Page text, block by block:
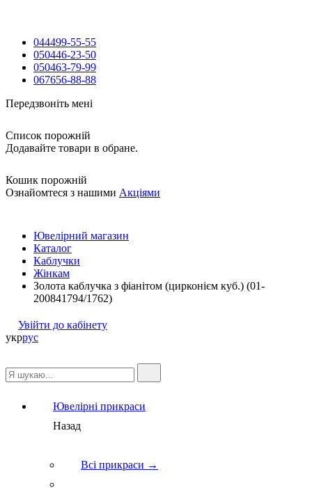
044499-55-55
050446-23-50
050463-79-99
067656-88-88
Передзвоніть мені
Список порожній
Додавайте товари в обране.
Кошик порожній
Ознайомтеся з нашими Акціями
Ювелірний магазин
Каталог
Каблучки
Жінкам
Золота каблучка з фіанітом (цирконієм куб.) (01-
200841794/1762)
Увійти до кабінету
укррус
Ювелірні прикраси
Назад
Всі прикраси →